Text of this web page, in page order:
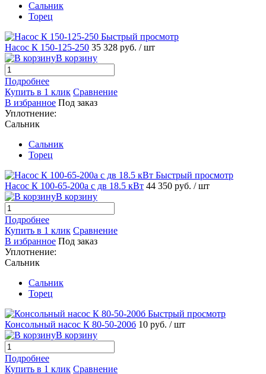
Сальник
Торец
Быстрый просмотр
Насос К 150-125-250 35 328 руб. / шт
В корзину
Подробнее
Купить в 1 клик Сравнение
В избранное Под заказ
Уплотнение:
Сальник
Сальник
Торец
Быстрый просмотр
Насос К 100-65-200а с дв 18.5 кВт 44 350 руб. / шт
В корзину
Подробнее
Купить в 1 клик Сравнение
В избранное Под заказ
Уплотнение:
Сальник
Сальник
Торец
Быстрый просмотр
Консольный насос К 80-50-200б 10 руб. / шт
В корзину
Подробнее
Купить в 1 клик Сравнение